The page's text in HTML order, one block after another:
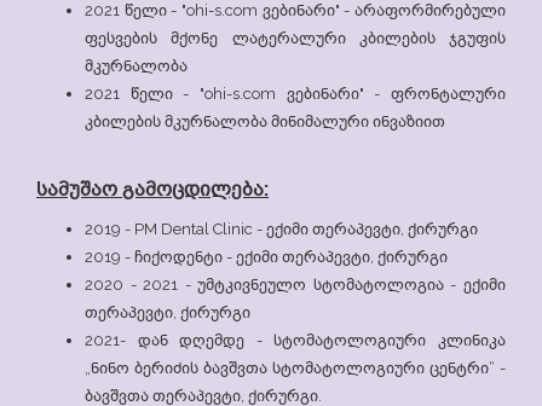
2021 წელი - "ohi-s.com ვებინარი" - არაფორმირებული
ფესვების მქონე ლატერალური კბილების ჯგუფის
მკურნალობა
2021 წელი - "ohi-s.com ვებინარი" - ფრონტალური
კბილების მკურნალობა მინიმალური ინვაზიით
სამუშაო გამოცდილება:
2019 - PM Dental Clinic - ექიმი თერაპევტი, ქირურგი
2019 - ჩიქოდენტი - ექიმი თერაპევტი, ქირურგი
2020 - 2021 - უმტკივნეულო სტომატოლოგია - ექიმი
თერაპევტი, ქირურგი
2021- დან დღემდე - სტომატოლოგიური კლინიკა
„ნინო ბერიძის ბავშვთა სტომატოლოგიური ცენტრი“ -
ბავშვთა თერაპევტი, ქირურგი.